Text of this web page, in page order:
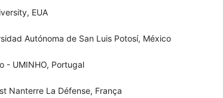
EUA
Autónoma de San Luis Potosí, México
- UMINHO, Portugal
Nanterre La Défense, França